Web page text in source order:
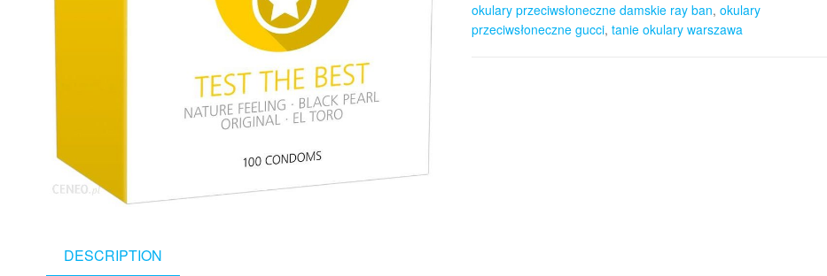
okulary przeciwsłoneczne damskie ray ban, okulary
przeciwsłoneczne gucci, tanie okulary warszawa
DESCRIPTION